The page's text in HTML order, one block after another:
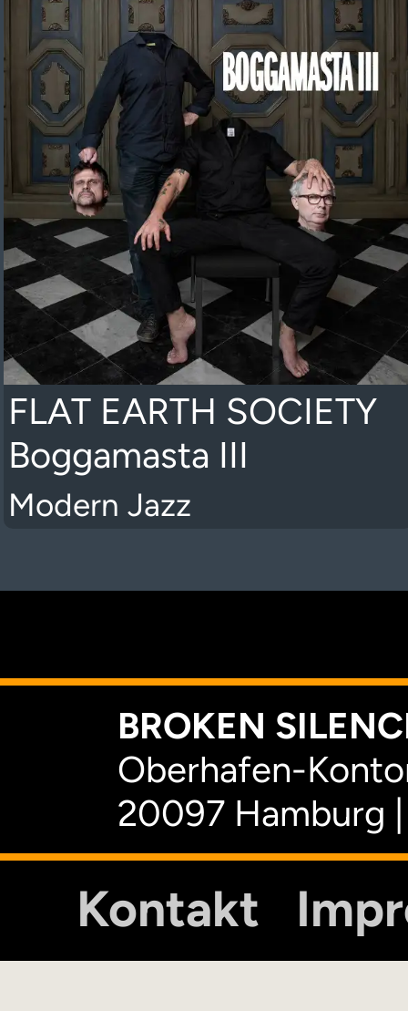
FLAT EARTH SOCIETY
Boggamasta III
Modern Jazz
BROKEN
Oberhafen-
20097 Hamburg
Kontakt